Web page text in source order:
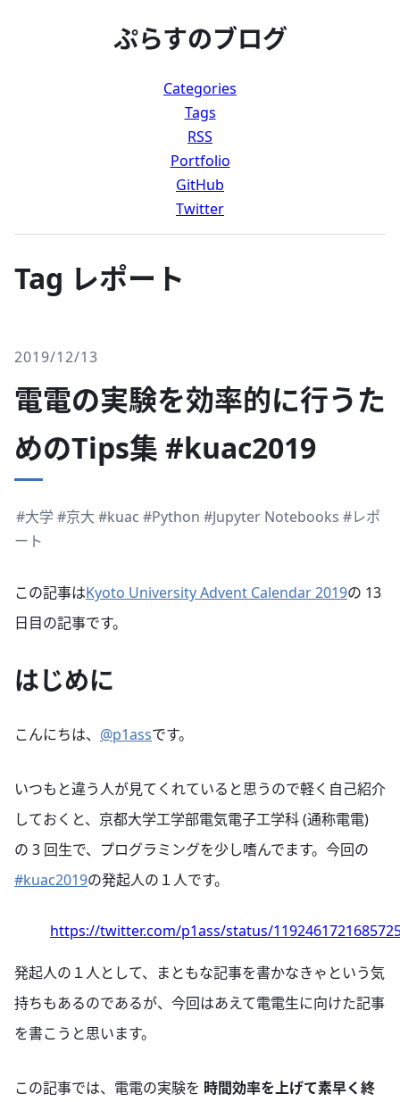
ぷらすのブログ
Categories
Tags
RSS
Portfolio
GitHub
Twitter
Tag レポート
2019/12/13
電電の実験を効率的に行うた
めのTips集 #kuac2019
#大学 #京大 #kuac #Python #Jupyter Notebooks #レポ
ート
この記事はKyoto University Advent Calendar 2019の 13
日目の記事です。
はじめに
こんにちは、 @p1assです。
いつもと違う人が見てくれていると思うので軽く自己紹介
しておくと、京都大学工学部電気電子工学科 (通称電電)
の 3 回生で、プログラミングを少し嗜んでます。今回の
#kuac2019の発起人の１人です。
https://twitter.com/p1ass/status/
発起人の１人として、まともな記事を書かなきゃという気
持ちもあるのであるが、今回はあえて電電生に向けた記事
を書こうと思います。
この記事では、電電の実験を 時間効率を上げて素早く終